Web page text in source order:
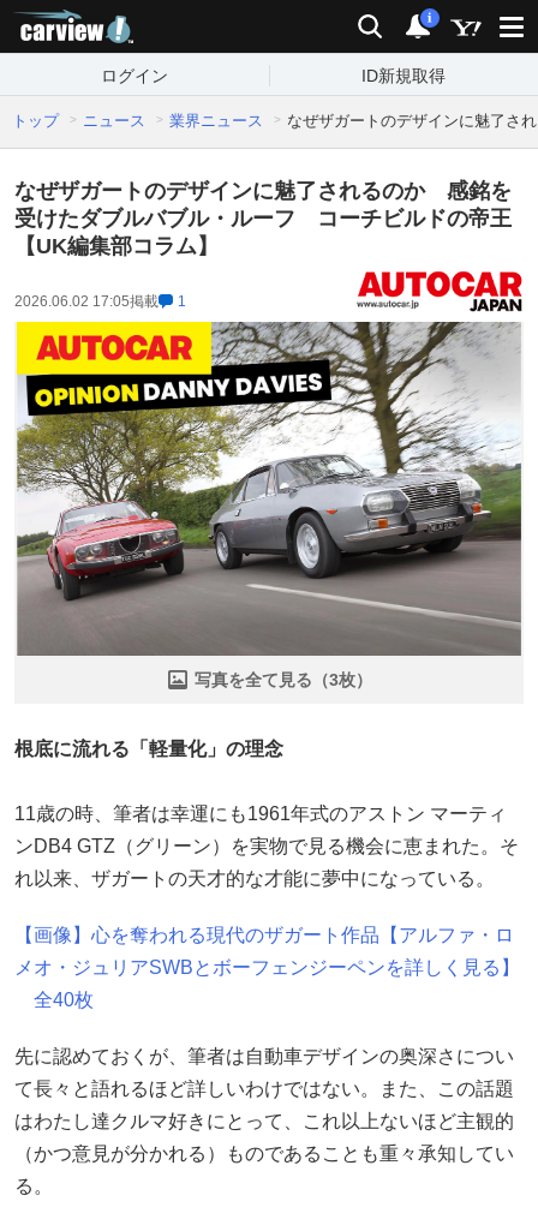
検索 通知
i
ログイン ID新規取得
トップ ニュース 業界ニュース なぜザガートのデザインに魅了さ
なぜザガートのデザインに魅了されるのか 感銘を
受けたダブルバブル・ルーフ コーチビルドの帝王
【UK編集部コラム】
2026.06.02 17:05掲載 1
写真を全て見る（3枚）
根底に流れる「軽量化」の理念
11歳の時、筆者は幸運にも1961年式のアストン マーティ
ンDB4 GTZ（グリーン）を実物で見る機会に恵まれた。そ
れ以来、ザガートの天才的な才能に夢中になっている。
【画像】心を奪われる現代のザガート作品【アルファ・ロ
メオ・ジュリアSWBとボーフェンジーペンを詳しく見る】
全40枚
先に認めておくが、筆者は自動車デザインの奥深さについ
て長々と語れるほど詳しいわけではない。また、この話題
はわたし達クルマ好きにとって、これ以上ないほど主観的
（かつ意見が分かれる）ものであることも重々承知してい
る。